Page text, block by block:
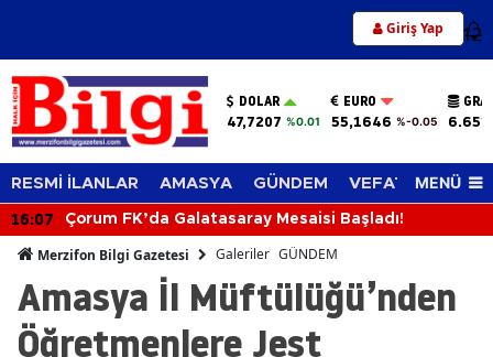
Giriş Yap 12
DOLAR
47,7207 %0.01
EURO
55,1646 %-0.05
RESMİ İLANLAR AMASYA GÜNDEM VEFAT EDENLER
MENÜ
16:07 Çorum FK’da Galatasaray Mesaisi Başladı!
Merzifon Bilgi Gazetesi Galeriler GÜNDEM
Amasya İl Müftülüğü’nden
Öğretmenlere Jest